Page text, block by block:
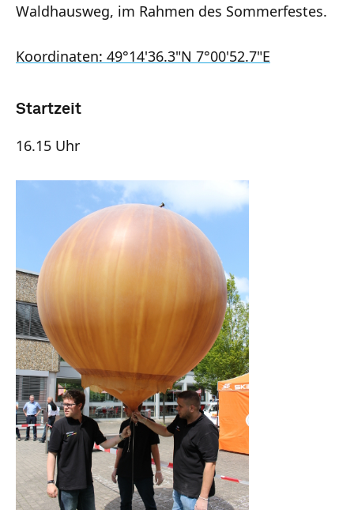
Waldhausweg, im Rahmen des Sommerfestes.
Koordinaten: 49°14'36.3"N 7°00'52.7"E
Startzeit
16.15 Uhr